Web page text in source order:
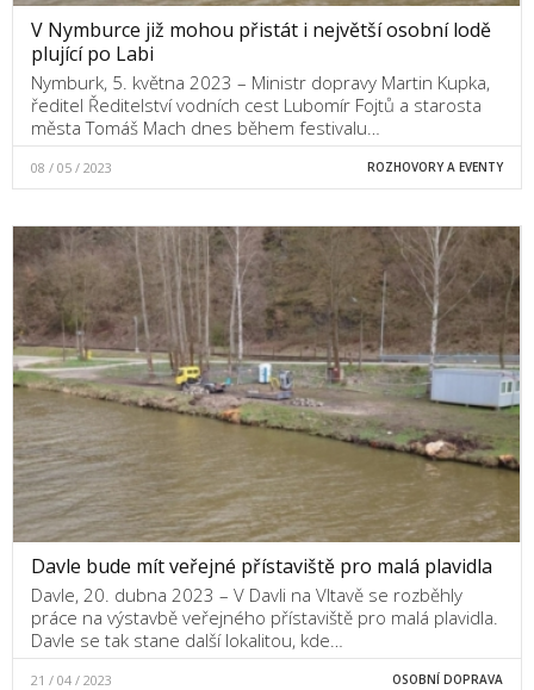
V Nymburce již mohou přistát i největší osobní lodě
plující po Labi
Nymburk, 5. května 2023 – Ministr dopravy Martin Kupka,
ředitel Ředitelství vodních cest Lubomír Fojtů a starosta
města Tomáš Mach dnes během festivalu…
08 / 05 / 2023 ROZHOVORY A EVENTY
Davle bude mít veřejné přístaviště pro malá plavidla
Davle, 20. dubna 2023 – V Davli na Vltavě se rozběhly
práce na výstavbě veřejného přístaviště pro malá plavidla.
Davle se tak stane další lokalitou, kde…
21 / 04 / 2023 OSOBNÍ DOPRAVA